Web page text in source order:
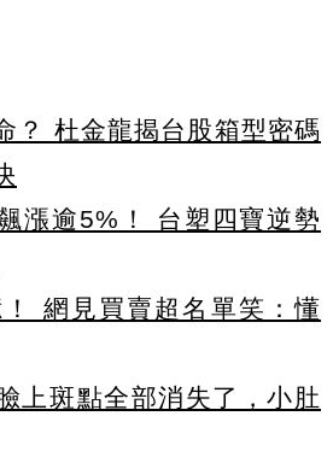
？ 杜金龍揭台股箱型密碼
漲逾5%！ 台塑四寶逆勢
網見買賣超名單笑：懂
上斑點全部消失了，小肚